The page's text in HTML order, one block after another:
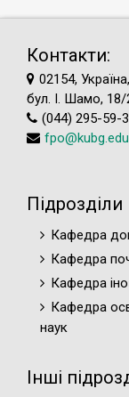
Контакти:
02154,
бул. І. Шамо, 18/
(044) 295-59-
Підрозділи
Кафедра
Кафедра
Кафедра
Кафедра
наук
Інші